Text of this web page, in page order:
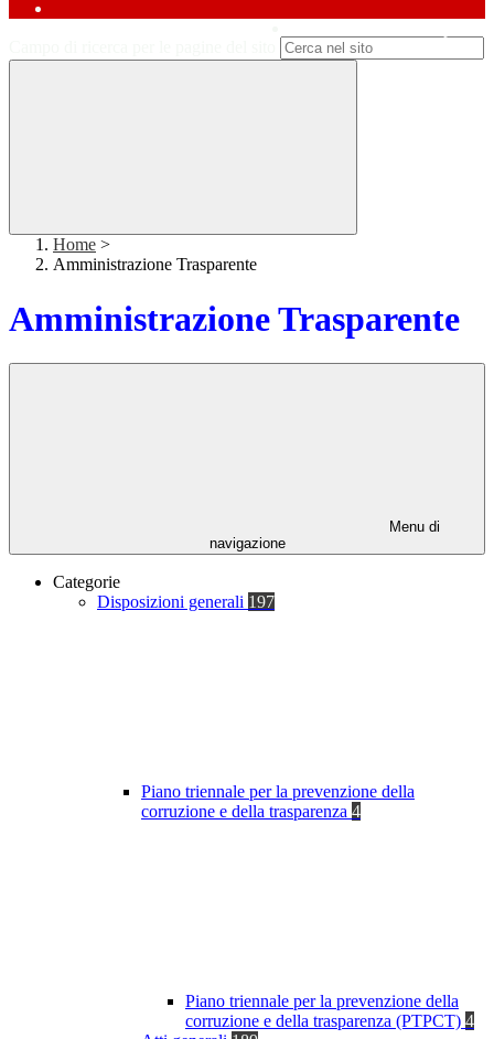
Home >
Amministrazione Trasparente
Amministrazione Trasparente
Menu di
navigazione
Categorie
Disposizioni generali 197
Piano triennale per la prevenzione della
corruzione e della trasparenza 4
Piano triennale per la prevenzione della
corruzione e della trasparenza (PTPCT) 4